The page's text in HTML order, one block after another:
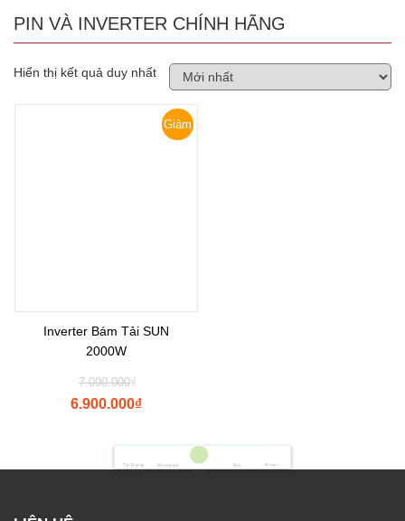
Đến Công Ty
PIN VÀ INVERTER CHÍNH HÃNG
Hiển thị kết quả duy nhất
Giảm
Inverter Bám Tải SUN
2000W
₫
7.090.000
₫
6.900.000